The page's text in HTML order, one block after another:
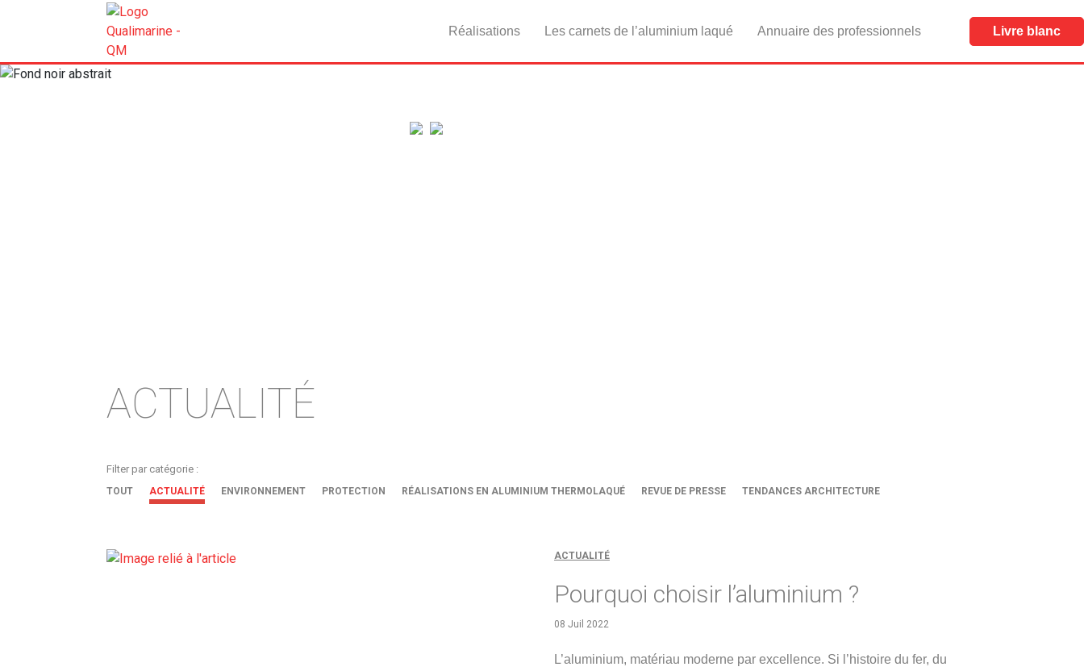
Réalisations Les carnets de l’aluminium laqué Annuaire des professionnels Livre blanc
ACTUALITÉ
Filter par catégorie :
TOUT ACTUALITÉ ENVIRONNEMENT PROTECTION RÉALISATIONS EN ALUMINIUM THERMOLAQUÉ REVUE DE PRESSE TENDANCES ARCHITECTURE
ACTUALITÉ
Pourquoi choisir l’aluminium ?
08 Juil 2022
L’aluminium, matériau moderne par excellence. Si l’histoire du fer, du